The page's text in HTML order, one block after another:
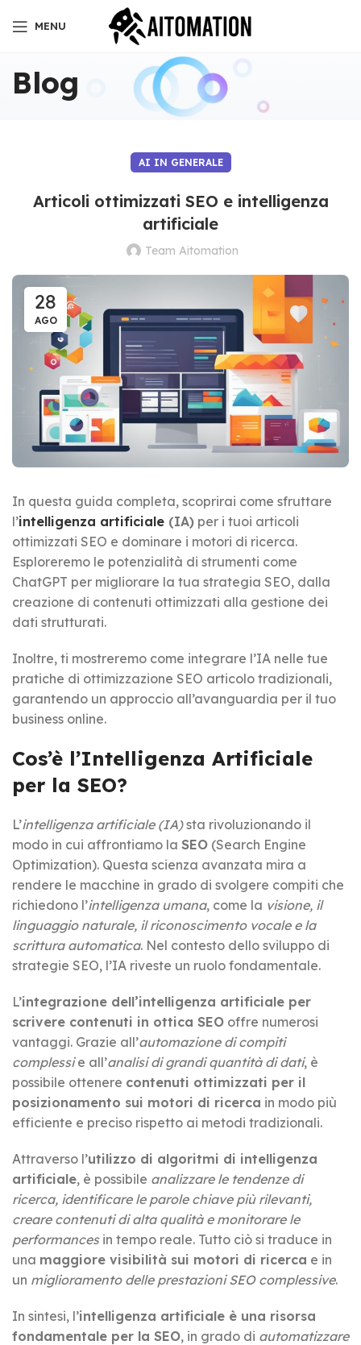
MENU
Blog
AI IN GENERALE
Articoli ottimizzati SEO e intelligenza
artificiale
Team Aitomation
28
AGO
In questa guida completa, scoprirai come sfruttare
l’intelligenza artificiale (IA) per i tuoi articoli
ottimizzati SEO e dominare i motori di ricerca.
Esploreremo le potenzialità di strumenti come
ChatGPT per migliorare la tua strategia SEO, dalla
creazione di contenuti ottimizzati alla gestione dei
dati strutturati.
Inoltre, ti mostreremo come integrare l’IA nelle tue
pratiche di ottimizzazione SEO articolo tradizionali,
garantendo un approccio all’avanguardia per il tuo
business online.
Cos’è l’Intelligenza Artificiale
per la SEO?
L’intelligenza artificiale (IA)sta rivoluzionando il
modo in cui affrontiamo la SEO (Search Engine
Optimization). Questa scienza avanzata mira a
rendere le macchine in grado di svolgere compiti che
richiedono l’intelligenza umana, come la visione, il
linguaggio naturale, il riconoscimento vocale e la
scrittura automatica. Nel contesto dello sviluppo di
strategie SEO, l’IA riveste un ruolo fondamentale.
L’integrazione dell’intelligenza artificiale per
scrivere contenuti in ottica SEO offre numerosi
vantaggi. Grazie all’automazione di compiti
complessie all’analisi di grandi quantità di dati, è
possibile ottenere contenuti ottimizzati per il
posizionamento sui motori di ricerca in modo più
efficiente e preciso rispetto ai metodi tradizionali.
Attraverso l’utilizzo di algoritmi di intelligenza
artificiale, è possibile analizzare le tendenze di
ricerca, identificare le parole chiave più rilevanti,
creare contenuti di alta qualità e monitorare le
performancesin tempo reale. Tutto ciò si traduce in
una maggiore visibilità sui motori di ricerca e in
un miglioramento delle prestazioni SEO complessive.
In sintesi, l’intelligenza artificiale è una risorsa
fondamentale per la SEO, in grado di automatizzare